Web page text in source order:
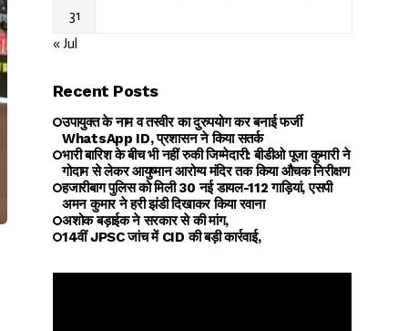
31
« Jul
Recent Posts
उपायुक्त के नाम व तस्वीर का दुरुपयोग कर बनाई फर्जी
WhatsApp ID, प्रशासन ने किया सतर्क
भारी बारिश के बीच भी नहीं रुकी जिम्मेदारी: बीडीओ पूजा कुमारी ने
गोदाम से लेकर आयुष्मान आरोग्य मंदिर तक किया औचक निरीक्षण
हजारीबाग पुलिस को मिली 30 नई डायल-112 गाड़ियां, एसपी
अमन कुमार ने हरी झंडी दिखाकर किया रवाना
अशोक बड़ाईक ने सरकार से की मांग,
14वीं JPSC जांच में CID की बड़ी कार्रवाई,